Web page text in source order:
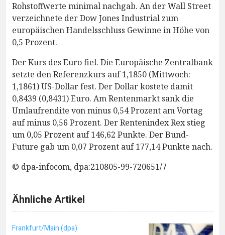
Rohstoffwerte minimal nachgab. An der Wall Street
verzeichnete der Dow Jones Industrial zum
europäischen Handelsschluss Gewinne in Höhe von
0,5 Prozent.
Der Kurs des Euro fiel. Die Europäische Zentralbank
setzte den Referenzkurs auf 1,1850 (Mittwoch:
1,1861) US-Dollar fest. Der Dollar kostete damit
0,8439 (0,8431) Euro. Am Rentenmarkt sank die
Umlaufrendite von minus 0,54 Prozent am Vortag
auf minus 0,56 Prozent. Der Rentenindex Rex stieg
um 0,05 Prozent auf 146,62 Punkte. Der Bund-
Future gab um 0,07 Prozent auf 177,14 Punkte nach.
© dpa-infocom, dpa:210805-99-720651/7
Ähnliche Artikel
Frankfurt/Main (dpa)